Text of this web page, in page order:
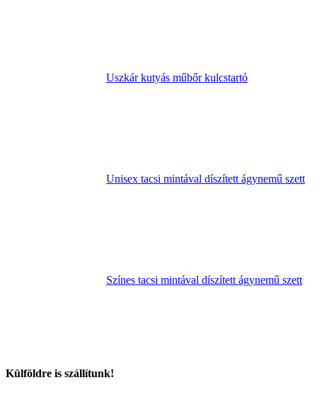
Uszkár kutyás műbőr kulcstartó
Unisex tacsi mintával díszített ágynemű szett
Színes tacsi mintával díszített ágynemű szett
Külföldre is szállítunk!